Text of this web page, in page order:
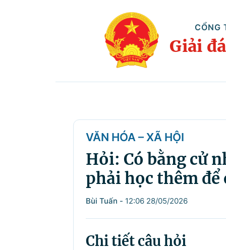
CỔNG
Giải
VĂN HÓA – XÃ HỘI
Hỏi: Có bằng cử
phải học thêm để
Bùi Tuấn - 12:06 28/05/2026
Chi tiết câu hỏi